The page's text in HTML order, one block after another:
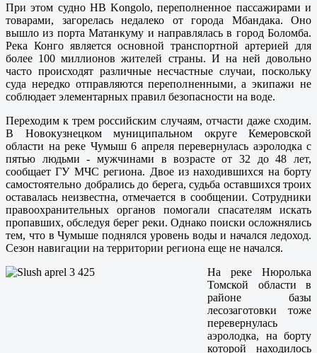
При этом судно HB Kongolo, переполненное пассажирами и
товарами, загорелась недалеко от города Мбандака. Оно
вышло из порта Матанкуму и направлялась в город Боломба.
Река Конго является основной транспортной артерией для
более 100 миллионов жителей страны. И на ней довольно
часто происходят различные несчастные случаи, поскольку
суда нередко отправляются переполненными, а экипажи не
соблюдает элементарных правил безопасности на воде.
Переходим к трем российским случаям, отчасти даже сходим.
В Новокузнецком муниципальном округе Кемеровской
области на реке Чумыш 6 апреля перевернулась аэролодка с
пятью людьми - мужчинами в возрасте от 32 до 48 лет,
сообщает ГУ МЧС региона. Двое из находившихся на борту
самостоятельно добрались до берега, судьба оставшихся троих
оставалась неизвестна, отмечается в сообщении. Сотрудники
правоохранительных органов помогали спасателям искать
пропавших, обследуя берег реки. Однако поиски осложнялись
тем, что в Чумыше поднялся уровень воды и начался ледоход.
Сезон навигации на территории региона еще не начался.
На реке Нюролька
Томской области в
районе базы
лесозаготовки тоже
перевернулась
аэролодка, на борту
которой находилось